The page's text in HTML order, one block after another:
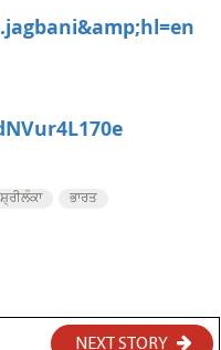
ਸ਼੍ਰੀਲੰਕਾ ਭਾਰਤ
NEXT STORY